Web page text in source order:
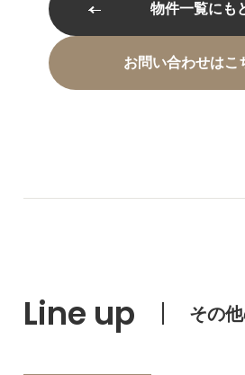
物件一覧にも
お問い合わせはこ
Line up その